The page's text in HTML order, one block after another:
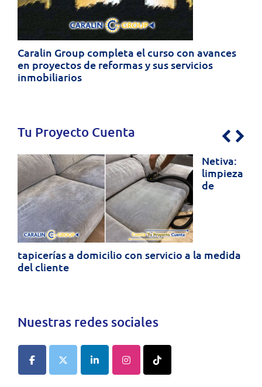
Caralin Group completa el curso con avances
en proyectos de reformas y sus servicios
inmobiliarios
Tu Proyecto Cuenta
Netiva:
limpieza
de
tapicerías a domicilio con servicio a la medida
del cliente
Nuestras redes sociales